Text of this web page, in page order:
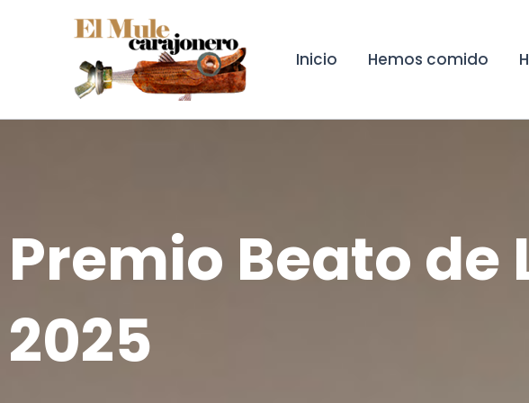
Inicio Hemos comido
Premio Beato de
2025